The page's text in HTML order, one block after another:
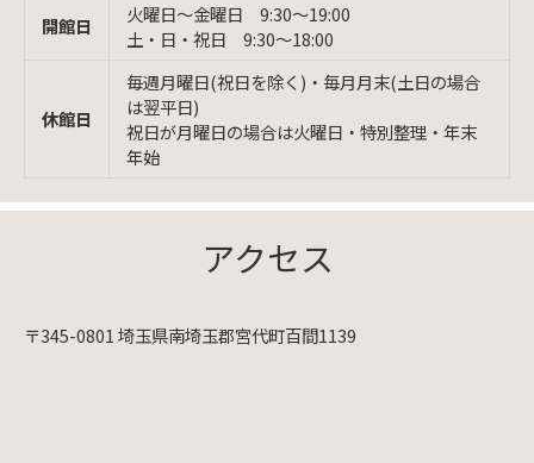
開館日
火曜日〜金曜日 9:30〜19:00
土・日・祝日 9:30〜18:00
休館日
毎週月曜日(祝日を除く)・毎月月末(土日の場合
は翌平日)
祝日が月曜日の場合は火曜日・特別整理・年末
年始
アクセス
〒345-0801 埼玉県南埼玉郡宮代町百間1139